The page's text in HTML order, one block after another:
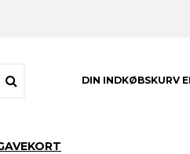
DIN INDKØBSKURV